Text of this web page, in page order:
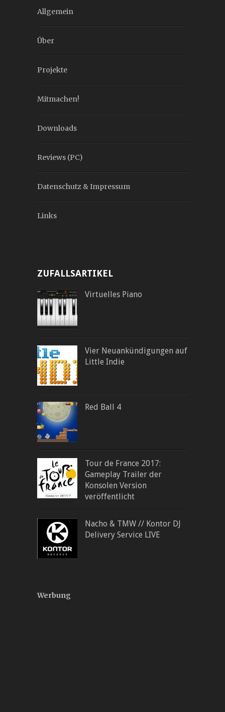
Allgemein
Über
Projekte
Mitmachen!
Downloads
Reviews (PC)
Datenschutz & Impressum
Links
ZUFALLSARTIKEL
Virtuelles Piano
Vier Neuankündigungen auf
Little Indie
Red Ball 4
Tour de France 2017:
Gameplay Trailer der
Konsolen Version
veröffentlicht
Nacho & TMW // Kontor DJ
Delivery Service LIVE
Werbung